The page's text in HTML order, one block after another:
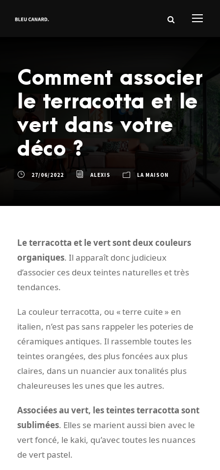
Comment associer
le terracotta et le
vert dans votre
déco ?
27/06/2022 ALEXIS LA MAISON
Le terracotta et le vert sont deux couleurs
organiques. Il apparaît donc judicieux
d’associer ces deux teintes naturelles et très
tendances.
La couleur terracotta, ou « terre cuite » en
italien, n’est pas sans rappeler les poteries de
céramiques antiques. Il rassemble toutes les
teintes orangées, des plus foncées aux plus
claires, dans un nuancier aux tonalités plus
chaleureuses les unes que les autres.
Associées au vert, les teintes terracotta sont
sublimées. Elles se marient aussi bien avec le
vert foncé, le kaki, qu’avec toutes les nuances
de vert pastel.